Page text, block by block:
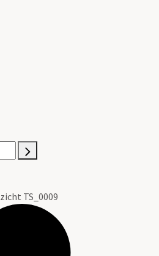
TS_0009